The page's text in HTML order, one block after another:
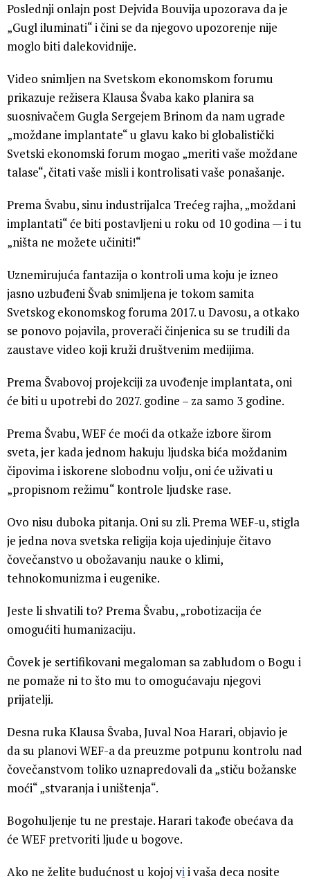
Poslednji onlajn post Dejvida Bouvija upozorava da je
„Gugl iluminati“ i čini se da njegovo upozorenje nije
moglo biti dalekovidnije.
Video snimljen na Svetskom ekonomskom forumu
prikazuje režisera Klausa Švaba kako planira sa
suosnivačem Gugla Sergejem Brinom da nam ugrade
„moždane implantate“ u glavu kako bi globalistički
Svetski ekonomski forum mogao „meriti vaše moždane
talase“, čitati vaše misli i kontrolisati vaše ponašanje.
Prema Švabu, sinu industrijalca Trećeg rajha, „moždani
implantati“ će biti postavljeni u roku od 10 godina — i tu
„ništa ne možete učiniti!“
Uznemirujuća fantazija o kontroli uma koju je izneo
jasno uzbuđeni Švab snimljena je tokom samita
Svetskog ekonomskog foruma 2017. u Davosu, a otkako
se ponovo pojavila, proverači činjenica su se trudili da
zaustave video koji kruži društvenim medijima.
Prema Švabovoj projekciji za uvođenje implantata, oni
će biti u upotrebi do 2027. godine – za samo 3 godine.
Prema Švabu, WEF će moći da otkaže izbore širom
sveta, jer kada jednom hakuju ljudska bića moždanim
čipovima i iskorene slobodnu volju, oni će uživati u
„propisnom režimu“ kontrole ljudske rase.
Ovo nisu duboka pitanja. Oni su zli. Prema WEF-u, stigla
je jedna nova svetska religija koja ujedinjuje čitavo
čovečanstvo u obožavanju nauke o klimi,
tehnokomunizma i eugenike.
Jeste li shvatili to? Prema Švabu, „robotizacija će
omogućiti humanizaciju.
Čovek je sertifikovani megaloman sa zabludom o Bogu i
ne pomaže ni to što mu to omogućavaju njegovi
prijatelji.
Desna ruka Klausa Švaba, Juval Noa Harari, objavio je
da su planovi WEF-a da preuzme potpunu kontrolu nad
čovečanstvom toliko uznapredovali da „stiču božanske
moći“ „stvaranja i uništenja“.
Bogohuljenje tu ne prestaje. Harari takođe obećava da
će WEF pretvoriti ljude u bogove.
Ako ne želite budućnost u kojoj vii vaša deca nosite